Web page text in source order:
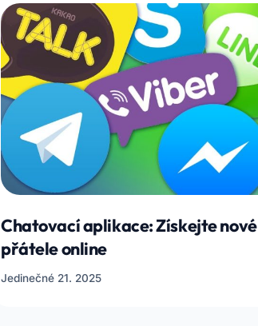
Chatovací aplikace: Získejte nové
přátele online
Jedinečné 21. 2025